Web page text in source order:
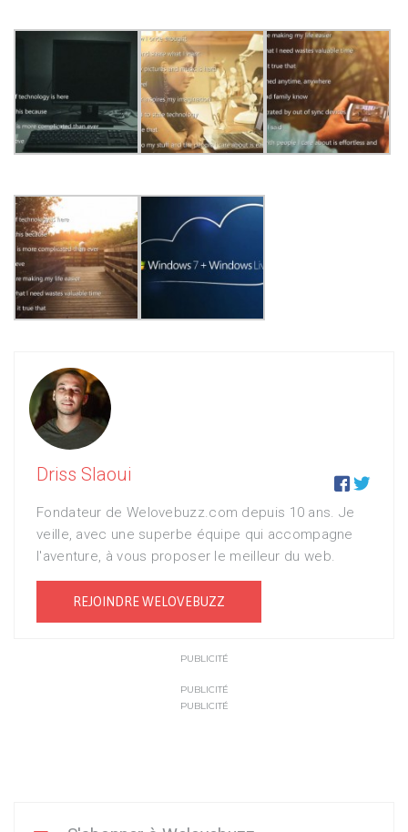
Driss Slaoui 

Fondateur de Welovebuzz.com depuis 10 ans. Je
veille, avec une superbe équipe qui accompagne
l'aventure, à vous proposer le meilleur du web.
REJOINDRE WELOVEBUZZ
PUBLICITÉ
PUBLICITÉ
PUBLICITÉ